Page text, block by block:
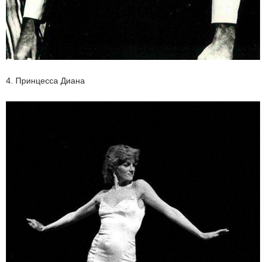
4. Принцесса Диана